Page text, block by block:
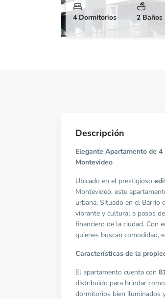
4 Dormitorios 2 Baños
Descripción
Elegante Apartamento de
Montevideo
Ubicado en el prestigioso
Montevideo, este
urbana. Situado en el Barrio
vibrante y cultural a pasos
financiero de la ciudad. Con
quienes buscan comodidad,
Características de la
El apartamento cuenta con
distribuido para brindar
dormitorios bien iluminados